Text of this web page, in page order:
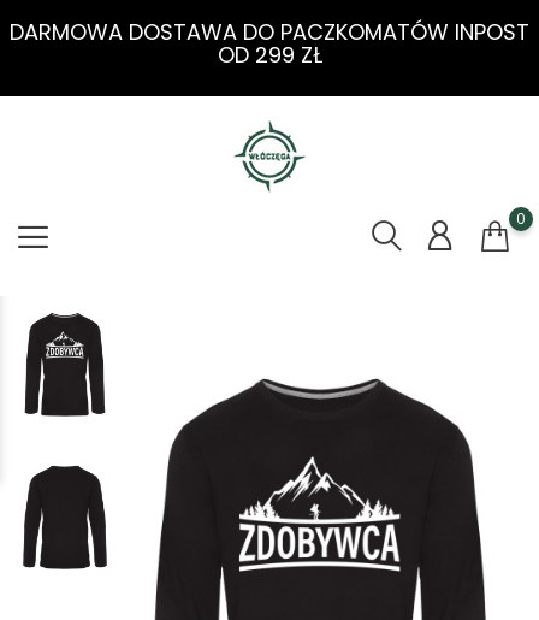
DARMOWA DOSTAWA DO PACZKOMATÓW INPOST
OD 299 ZŁ
0